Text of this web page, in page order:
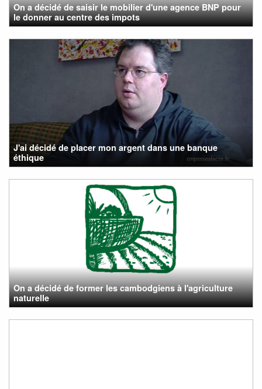
On a décidé de saisir le mobilier d'une agence BNP pour
le donner au centre des impots
J'ai décidé de placer mon argent dans une banque
éthique
On a décidé de former les cambodgiens à l'agriculture
naturelle